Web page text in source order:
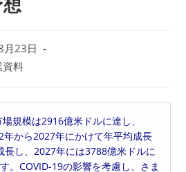
月23日
資料
規模は2916億米ドルに達し、
年から2027年にかけて年平均成長
長し、2027年には3788億米ドルに
。COVID-19の影響を考慮し、さま